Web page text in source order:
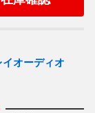
イオーディオ